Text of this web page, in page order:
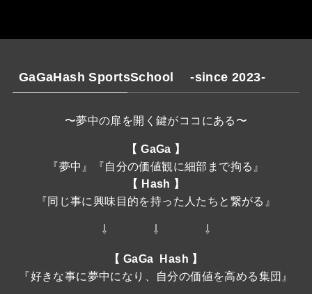
GaGaHash SportsSchool -since 2023-
〜夢中の扉を開く鍵がココにある〜
【 GaGa 】
『夢中』『自分の価値観に細部まで拘る』
【 Hash 】
『同じ事に興味目的を持った人たちと繋がる』
⇩ ⇩ ⇩
【 GaGa Hash 】
『好きな事に夢中になり、自分の価値を高める集団』